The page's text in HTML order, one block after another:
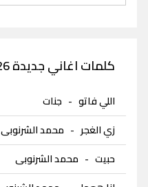
كلمات اغاني جديدة 2026
اللي فاتو - جنات
زي الغجر - محمد الشرنوبى
حبيت - محمد الشرنوبى